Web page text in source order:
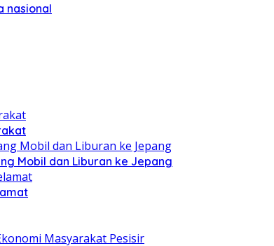
nasional
Mobil dan Liburan ke Jepang